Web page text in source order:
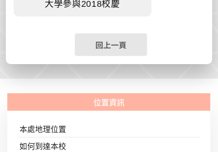
大學參與2018校慶
回上一頁
本處地理位置
如何到達本校